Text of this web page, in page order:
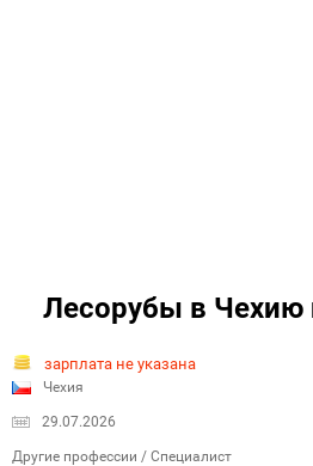
Лесорубы в Чехию
зарплата не указана
Чехия
29.07.2026
Другие профессии / Специалист